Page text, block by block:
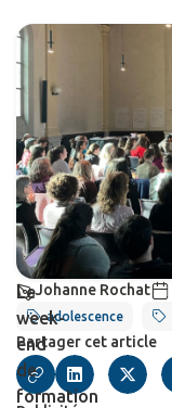
Johanne Rochat
adolescence
Partager cet article
Le
week-
end
de
formation